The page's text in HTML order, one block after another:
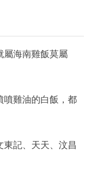
屬海南雞飯莫屬
噴雞油的白飯，都
東記、天天、汶昌